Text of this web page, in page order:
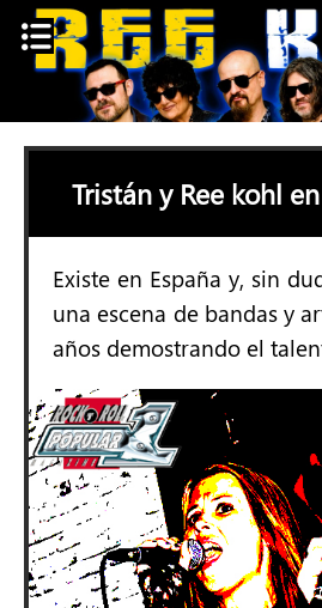
Skip
Tristán y Ree kohl
Existe en España y, sin
una escena de bandas y
años demostrando el